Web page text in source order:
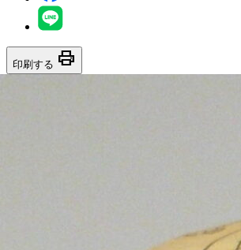
印刷する print